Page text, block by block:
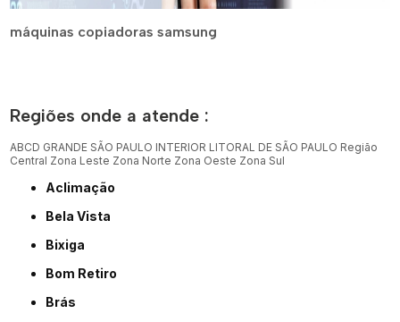
máquinas copiadoras samsung
Regiões onde a atende :
ABCD GRANDE SÃO PAULO INTERIOR LITORAL DE SÃO PAULO Região
Central Zona Leste Zona Norte Zona Oeste Zona Sul
Aclimação
Bela Vista
Bixiga
Bom Retiro
Brás